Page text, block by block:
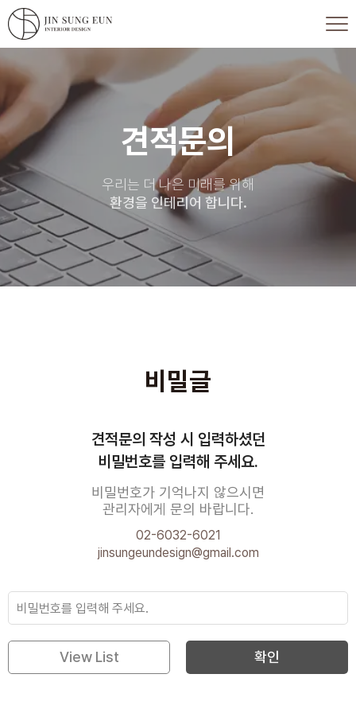
견적문의
우리는 더 나은 미래를 위해
환경을 인테리어 합니다.
비밀글
견적문의 작성 시 입력하셨던
비밀번호를 입력해 주세요.
비밀번호가 기억나지 않으시면
관리자에게 문의 바랍니다.
02-6032-6021
jinsungeundesign@gmail.com
View List 확인